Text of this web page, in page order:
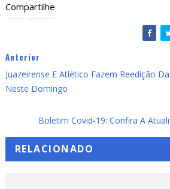
Compartilhe
Anterior
Juazeirense E Atlético Fazem Reedição
Neste Domingo
Boletim Covid-19: Confira A
RELACIONADO